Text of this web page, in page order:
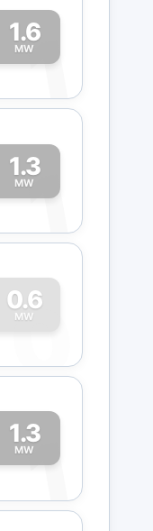
1.6
MW
1
1.3
MW
1
0.6
MW
0
1.3
MW
1